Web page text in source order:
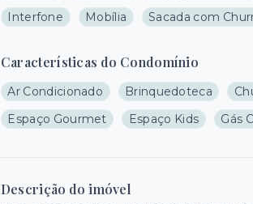
Interfone
Mobília Sacada com
Características do Condomínio
Ar Condicionado Brinquedoteca
Espaço Gourmet
Espaço Kids Gás
Descrição do imóvel